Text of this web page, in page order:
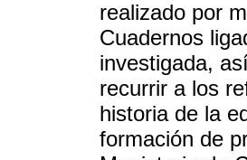
realizado por
Cuadernos
investigada,
recurrir a los
historia de la
formación de